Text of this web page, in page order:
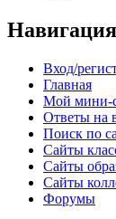
Навигация
Вход/
Главная
Мой мини-
Ответы на
Поиск по
Сайты
Сайты
Сайты
Форумы